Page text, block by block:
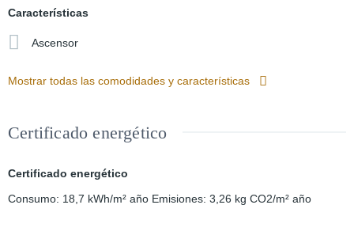
Características
Ascensor
Mostrar todas las comodidades y características
Certificado energético
Certificado energético
Consumo: 18,7 kWh/m² año Emisiones: 3,26 kg CO2/m² año